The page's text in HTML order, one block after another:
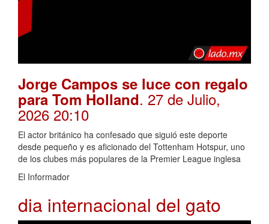
Jorge Campos se luce con regalo
para Tom Holland. 27 de Julio,
2026 20:10
El actor británico ha confesado que siguió este deporte
desde pequeño y es aficionado del Tottenham Hotspur, uno
de los clubes más populares de la Premier League inglesa
El Informador
dia internacional del gato